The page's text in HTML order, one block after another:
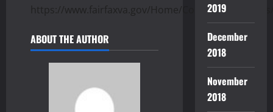
https://www.fairfaxva.gov/Home/Components/
ABOUT THE AUTHOR
2019
December
2018
November
2018